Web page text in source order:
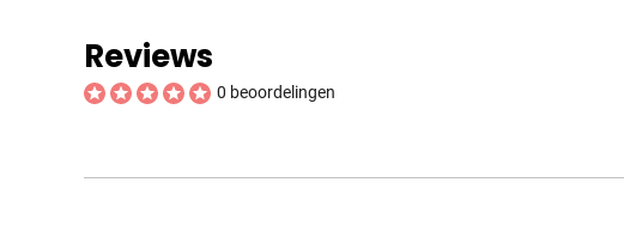
Reviews
0 beoordelingen